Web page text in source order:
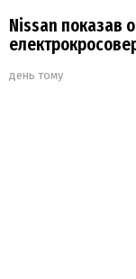
Nissan показав
день тому